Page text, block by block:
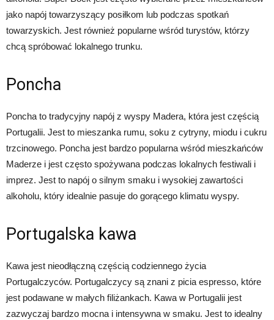
jako napój towarzyszący posiłkom lub podczas spotkań
towarzyskich. Jest również popularne wśród turystów, którzy
chcą spróbować lokalnego trunku.
Poncha
Poncha to tradycyjny napój z wyspy Madera, która jest częścią
Portugalii. Jest to mieszanka rumu, soku z cytryny, miodu i cukru
trzcinowego. Poncha jest bardzo popularna wśród mieszkańców
Maderze i jest często spożywana podczas lokalnych festiwali i
imprez. Jest to napój o silnym smaku i wysokiej zawartości
alkoholu, który idealnie pasuje do gorącego klimatu wyspy.
Portugalska kawa
Kawa jest nieodłączną częścią codziennego życia
Portugalczyców. Portugalczycy są znani z picia espresso, które
jest podawane w małych filiżankach. Kawa w Portugalii jest
zazwyczaj bardzo mocna i intensywna w smaku. Jest to idealny